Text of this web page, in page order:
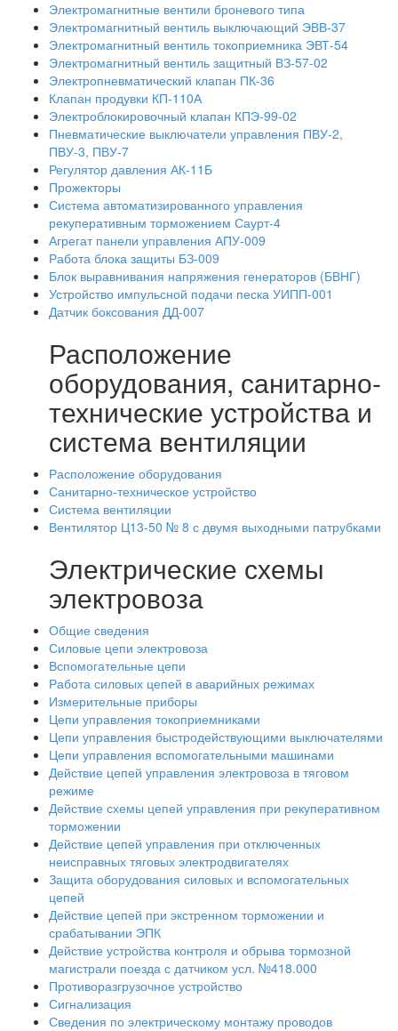
Электромагнитные вентили броневого типа
Электромагнитный вентиль выключающий ЭВВ-37
Электромагнитный вентиль токоприемника ЭВТ-54
Электромагнитный вентиль защитный ВЗ-57-02
Электропневматический клапан ПК-36
Клапан продувки КП-110А
Электроблокировочный клапан КПЭ-99-02
Пневматические выключатели управления ПВУ-2,
ПВУ-3, ПВУ-7
Регулятор давления АК-11Б
Прожекторы
Система автоматизированного управления
рекуперативным торможением Саурт-4
Агрегат панели управления АПУ-009
Работа блока защиты БЗ-009
Блок выравнивания напряжения генераторов (БВНГ)
Устройство импульсной подачи песка УИПП-001
Датчик боксования ДД-007
Расположение
оборудования, санитарно-
технические устройства и
система вентиляции
Расположение оборудования
Санитарно-техническое устройство
Система вентиляции
Вентилятор Ц13-50 № 8 с двумя выходными патрубками
Электрические схемы
электровоза
Общие сведения
Силовые цепи электровоза
Вспомогательные цепи
Работа силовых цепей в аварийных режимах
Измерительные приборы
Цепи управления токоприемниками
Цепи управления быстродействующими выключателями
Цепи управления вспомогательными машинами
Действие цепей управления электровоза в тяговом
режиме
Действие схемы цепей управления при рекуперативном
торможении
Действие цепей управления при отключенных
неисправных тяговых электродвигателях
Защита оборудования силовых и вспомогательных
цепей
Действие цепей при экстренном торможении и
срабатывании ЭПК
Действие устройства контроля и обрыва тормозной
магистрали поезда с датчиком усл. №418.000
Противоразгрузочное устройство
Сигнализация
Сведения по электрическому монтажу проводов